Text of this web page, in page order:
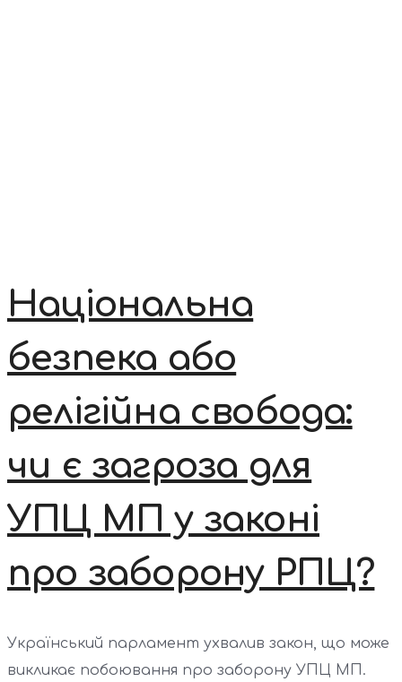
Національна
безпека або
релігійна свобода:
чи є загроза для
УПЦ МП у законі
про заборону РПЦ?
Український парламент ухвалив закон, що може
викликає побоювання про заборону УПЦ МП.